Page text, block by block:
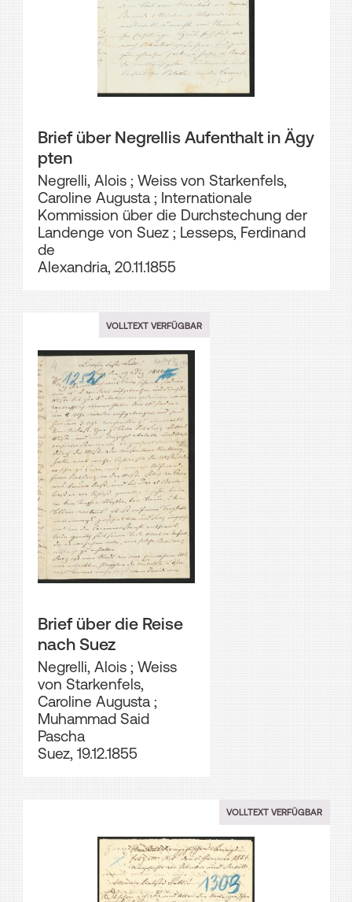
Brief über Negrellis Aufenthalt in Ägy
pten
Negrelli, Alois; Weiss von Starkenfels,
Caroline Augusta; Internationale
Kommission über die Durchstechung der
Landenge von Suez; Lesseps, Ferdinand
de
Alexandria, 20.11.1855
VOLLTEXT VERFÜGBAR
Brief über die Reise
nach Suez
Negrelli, Alois; Weiss
von Starkenfels,
Caroline Augusta;
Muhammad Said
Pascha
Suez, 19.12.1855
VOLLTEXT VERFÜGBAR